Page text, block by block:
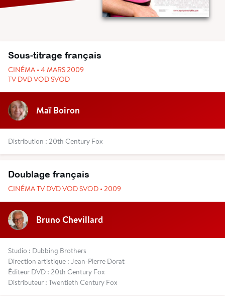
Sous-titrage français
CINÉMA • 4 MARS 2009
TV DVD VOD SVOD
Maï Boiron
Distribution : 20th Century Fox
Doublage français
CINÉMA TV DVD VOD SVOD • 2009
Bruno Chevillard
Studio : Dubbing Brothers
Direction artistique : Jean-Pierre Dorat
Éditeur DVD : 20th Century Fox
Distributeur : Twentieth Century Fox